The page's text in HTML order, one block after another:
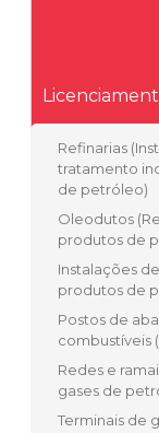
Refinarias
tratamento
de petróleo)
Oleodutos
produtos de
Instalações
produtos de
Postos de
combustíveis
Redes e
gases de
Terminais de